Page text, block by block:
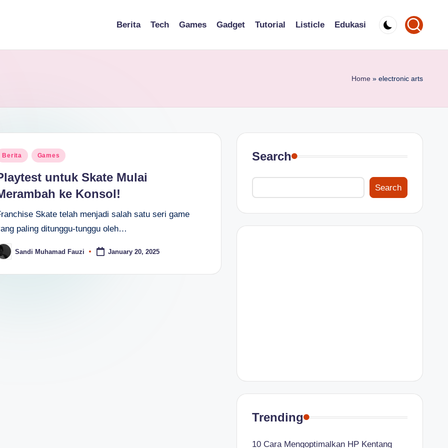
Berita Tech Games Gadget Tutorial Listicle Edukasi
Home » electronic arts
Berita Games
untuk Skate Mulai
ke Konsol!
Skate telah menjadi salah satu seri game
paling ditunggu-tunggu oleh…
Sandi Muhamad Fauzi January 20, 2025
Search
Search
Trending
10 Cara Mengoptimalkan HP Kentang